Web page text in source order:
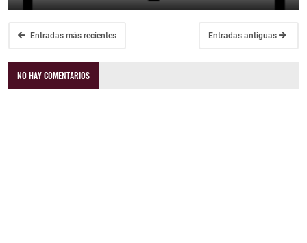
Entradas más recientes Entradas antiguas
NO HAY COMENTARIOS